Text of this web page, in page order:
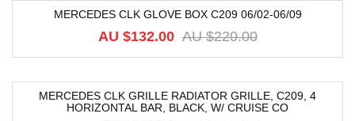
MERCEDES CLK GLOVE BOX C209 06/02-06/09
AU $220.00
AU $132.00
MERCEDES CLK GRILLE RADIATOR GRILLE, C209, 4
HORIZONTAL BAR, BLACK, W/ CRUISE CO